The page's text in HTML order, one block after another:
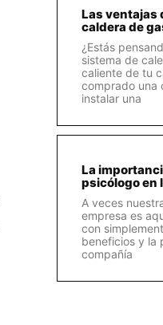
Las ventajas
caldera de
¿Estás
sistema de
caliente de tu
comprado una
instalar una
La
psicólogo en
A veces
empresa es
con
beneficios y la
compañía